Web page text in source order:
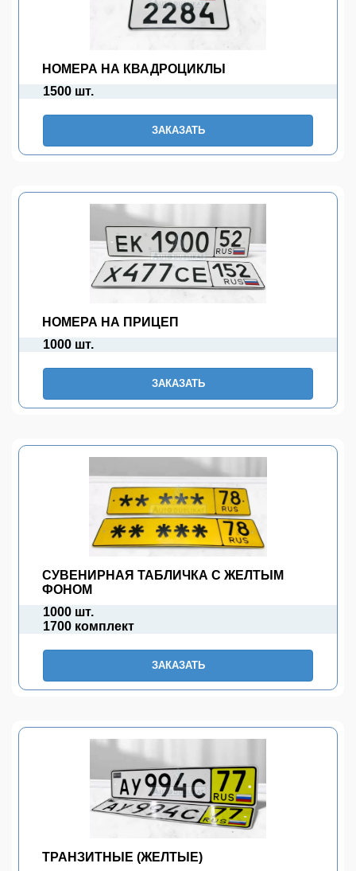
НОМЕРА НА КВАДРОЦИКЛЫ
1500 шт.
ЗАКАЗАТЬ
НОМЕРА НА ПРИЦЕП
1000 шт.
ЗАКАЗАТЬ
СУВЕНИРНАЯ ТАБЛИЧКА С ЖЕЛТЫМ
ФОНОМ
1000 шт.
1700 комплект
ЗАКАЗАТЬ
ТРАНЗИТНЫЕ (ЖЕЛТЫЕ)